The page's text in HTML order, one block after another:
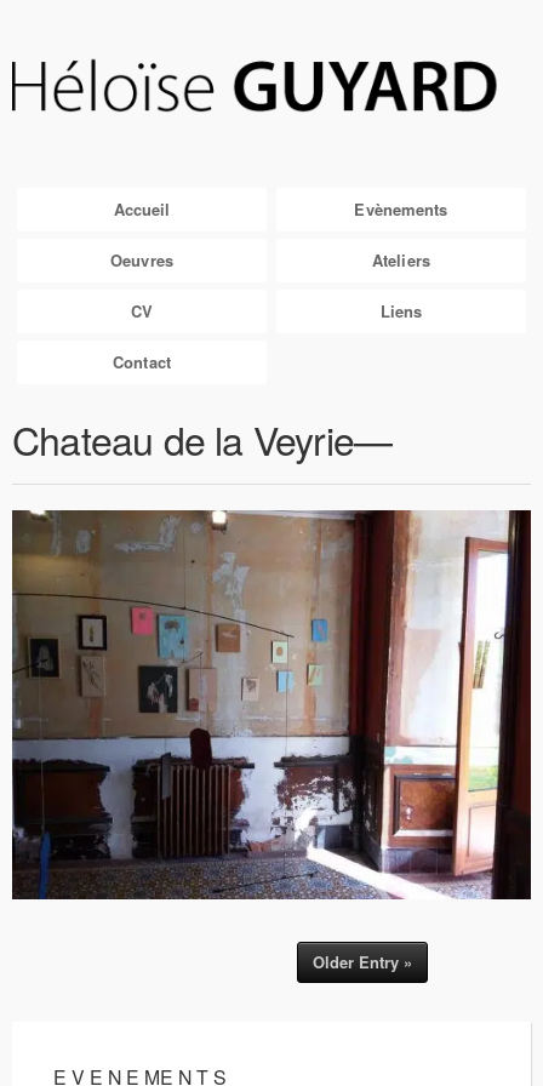
Accueil Evènements
Oeuvres Ateliers
CV Liens
Contact
Chateau de la Veyrie—
Older Entry »
E V E N E ME N T S